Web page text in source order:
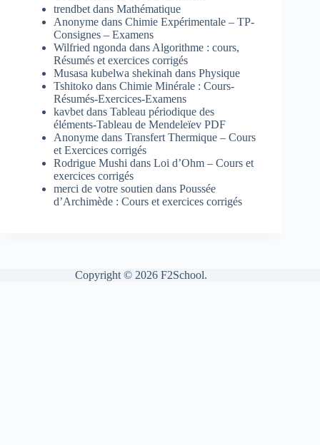
trendbet dans Mathématique
Anonyme dans Chimie Expérimentale – TP-
Consignes – Examens
Wilfried ngonda dans Algorithme : cours,
Résumés et exercices corrigés
Musasa kubelwa shekinah dans Physique
Tshitoko dans Chimie Minérale : Cours-
Résumés-Exercices-Examens
kavbet dans Tableau périodique des
éléments-Tableau de Mendeleïev PDF
Anonyme dans Transfert Thermique – Cours
et Exercices corrigés
Rodrigue Mushi dans Loi d’Ohm – Cours et
exercices corrigés
merci de votre soutien dans Poussée
d’Archimède : Cours et exercices corrigés
Copyright © 2026 F2School.